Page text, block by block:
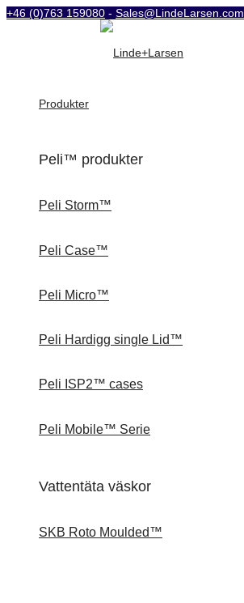
+46 (0)763 159080 - Sales@LindeLarsen.com
Produkter
Peli™ produkter
Peli Storm™
Peli Case™
Peli Micro™
Peli Hardigg single Lid™
Peli ISP2™ cases
Peli Mobile™ Serie
Vattentäta väskor
SKB Roto Moulded™